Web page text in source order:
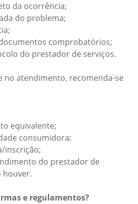
da ocorrência;
do problema;
comprobatórios;
do prestador de serviços.
no atendimento, recomenda-se
equivalente;
consumidora;
inscrição;
do prestador de
houver.
e regulamentos?